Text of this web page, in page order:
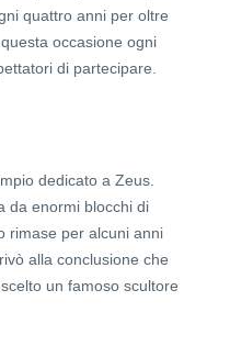
quattro anni per oltre
occasione ogni
di partecipare.
dedicato a Zeus.
da enormi blocchi di
rimase per alcuni anni
alla conclusione che
un famoso scultore